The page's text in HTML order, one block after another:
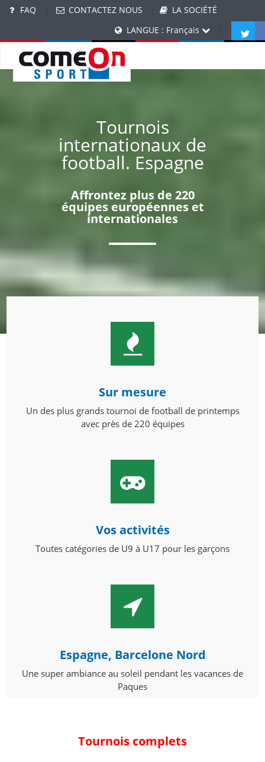
FAQ CONTACTEZ NOUS
LA SOCIÉTÉ
LANGUE : Français
Tournois
internationaux de
football. Espagne
Affrontez plus de 220
équipes européennes et
internationales
Sur mesure
Un des plus grands tournoi de football de printemps
avec près de 220 équipes
Vos activités
Toutes catégories de U9 à U17 pour les garçons
Espagne, Barcelone Nord
Une super ambiance au soleil pendant les vacances de
Paques
Tournois complets